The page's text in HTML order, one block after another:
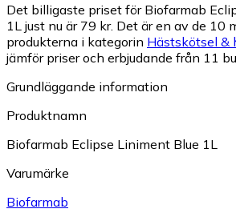
Det billigaste priset för Biofarmab
1L just nu är 79 kr. Det är en av de 10
produkterna i kategorin Hästskötsel &
jämför priser och erbjudande från 11
Grundläggande information
Produktnamn
Biofarmab Eclipse Liniment Blue 1L
Varumärke
Biofarmab